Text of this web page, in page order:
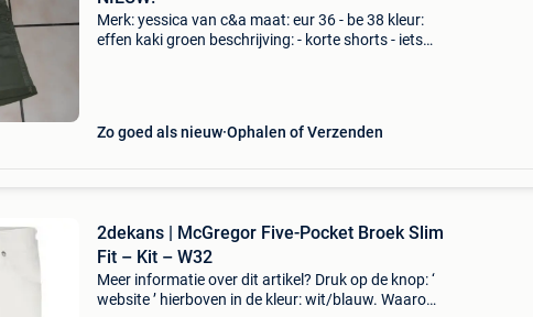
Merk: yessica van c&a maat: eur 36 - be 38 kleur:
effen kaki groen beschrijving: - korte shorts - iets
Zo goed als nieuw Ophalen of Verzenden
2dekans | McGregor Five-Pocket Broek Slim
Fit – Kit – W32
Meer informatie over dit artikel? Druk op de knop: ‘
website ’ hierboven in de kleur: wit/blauw. Waarom